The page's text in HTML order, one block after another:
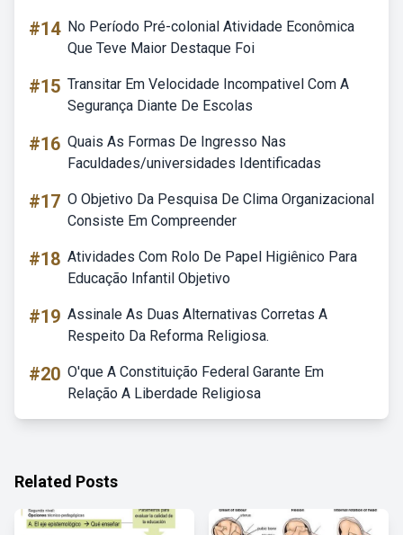
#14 No Período Pré-colonial Atividade Econômica
Que Teve Maior Destaque Foi
#15 Transitar Em Velocidade Incompativel Com A
Segurança Diante De Escolas
#16 Quais As Formas De Ingresso Nas
Faculdades/universidades Identificadas
#17 O Objetivo Da Pesquisa De Clima Organizacional
Consiste Em Compreender
#18 Atividades Com Rolo De Papel Higiênico Para
Educação Infantil Objetivo
#19 Assinale As Duas Alternativas Corretas A
Respeito Da Reforma Religiosa.
#20 O'que A Constituição Federal Garante Em
Relação A Liberdade Religiosa
Related Posts